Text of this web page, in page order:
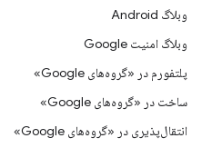
وبلاگ Android
وبلاگ امنیت Google
پلتفورم در «گروه‌های Google»
ساخت در «گروه‌های Google»
انتقال‌پذیری در «گروه‌های Google»